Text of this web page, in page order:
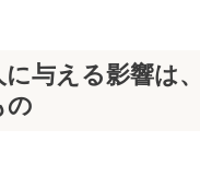
に与える影響は
の